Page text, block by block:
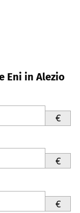
Eni in Alezio
€
€
€